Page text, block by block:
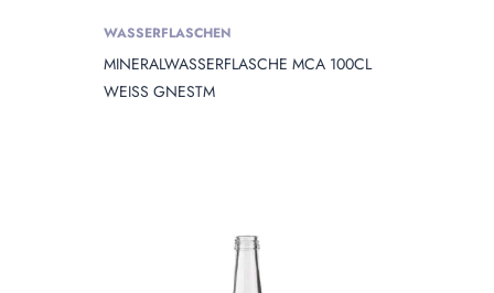
WASSERFLASCHEN
MINERALWASSERFLASCHE MCA 100CL
WEISS GNESTM